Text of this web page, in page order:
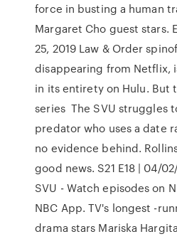
force in busting a human
Margaret Cho guest stars.
25, 2019 Law & Order
disappearing from Netflix,
in its entirety on Hulu. But
series The SVU struggles
predator who uses a date
no evidence behind.
good news. S21 E18 | 04/
SVU - Watch episodes on
NBC App. TV's longest -
drama stars Mariska